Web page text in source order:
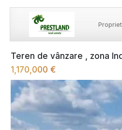
Teren de vânzare , zona
1,170,000 €